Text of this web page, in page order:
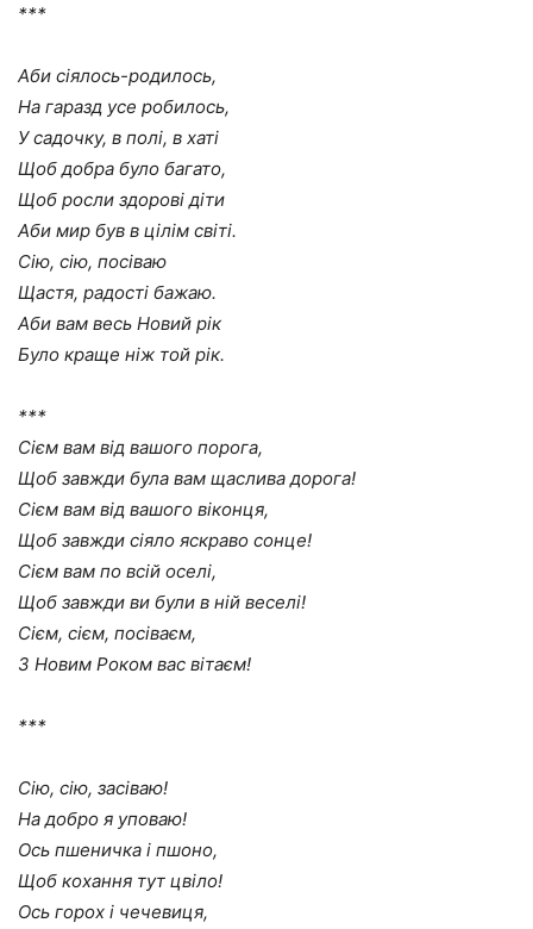
***
Аби сіялось-родилось,
На гаразд усе робилось,
У садочку, в полі, в хаті
Щоб добра було багато,
Щоб росли здорові діти
Аби мир був в цілім світі.
Сію, сію, посіваю
Щастя, радості бажаю.
Аби вам весь Новий рік
Було краще ніж той рік.
***
Сієм вам від вашого порога,
Щоб завжди була вам щаслива дорога!
Сієм вам від вашого віконця,
Щоб завжди сіяло яскраво сонце!
Сієм вам по всій оселі,
Щоб завжди ви були в ній веселі!
Сієм, сієм, посіваєм,
З Новим Роком вас вітаєм!
***
Сію, сію, засіваю!
На добро я уповаю!
Ось пшеничка і пшоно,
Щоб кохання тут цвіло!
Ось горох і чечевиця,